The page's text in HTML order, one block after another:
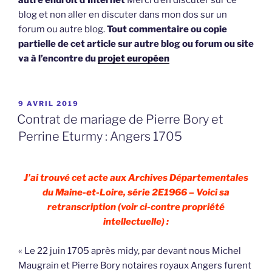
blog et non aller en discuter dans mon dos sur un
forum ou autre blog.Tout commentaire ou copie
partielle de cet article sur autre blog ou forum ou site
va à l’encontre duprojet européen
PUBLIÉ
LE
9 AVRIL 2019
Contrat de mariage de Pierre Bory et
Perrine Eturmy : Angers 1705
J’ai trouvé cet acte aux Archives Départementales
du Maine-et-Loire, série 2E1966 – Voici sa
retranscription (voir ci-contre propriété
intellectuelle) :
« Le 22 juin 1705 après midy, par devant nous Michel
Maugrain et Pierre Bory notaires royaux Angers furent